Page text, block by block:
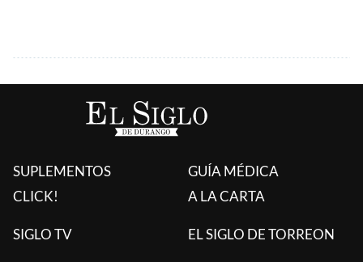
SUPLEMENTOS
CLICK!
GUÍA MÉDICA
A LA CARTA
SIGLO TV EL SIGLO DE TORREON